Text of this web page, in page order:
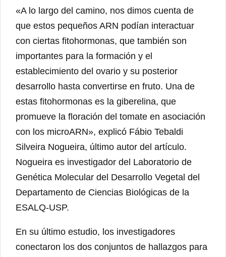
«A lo largo del camino, nos dimos cuenta de
que estos pequeños ARN podían interactuar
con ciertas fitohormonas, que también son
importantes para la formación y el
establecimiento del ovario y su posterior
desarrollo hasta convertirse en fruto. Una de
estas fitohormonas es la giberelina, que
promueve la floración del tomate en asociación
con los microARN», explicó Fábio Tebaldi
Silveira Nogueira, último autor del artículo.
Nogueira es investigador del Laboratorio de
Genética Molecular del Desarrollo Vegetal del
Departamento de Ciencias Biológicas de la
ESALQ-USP.
En su último estudio, los investigadores
conectaron los dos conjuntos de hallazgos para